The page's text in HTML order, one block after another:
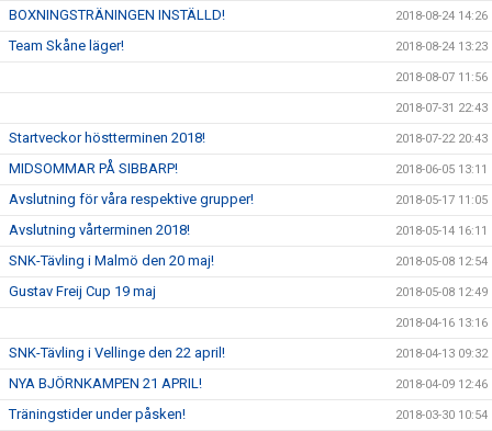
BOXNINGSTRÄNINGEN INSTÄLLD! 2018-08-24 14:26
Team Skåne läger! 2018-08-24 13:23
2018-08-07 11:56
2018-07-31 22:43
Startveckor höstterminen 2018! 2018-07-22 20:43
MIDSOMMAR PÅ SIBBARP! 2018-06-05 13:11
Avslutning för våra respektive grupper! 2018-05-17 11:05
Avslutning vårterminen 2018! 2018-05-14 16:11
SNK-Tävling i Malmö den 20 maj! 2018-05-08 12:54
Gustav Freij Cup 19 maj 2018-05-08 12:49
2018-04-16 13:16
SNK-Tävling i Vellinge den 22 april! 2018-04-13 09:32
NYA BJÖRNKAMPEN 21 APRIL! 2018-04-09 12:46
Träningstider under påsken! 2018-03-30 10:54